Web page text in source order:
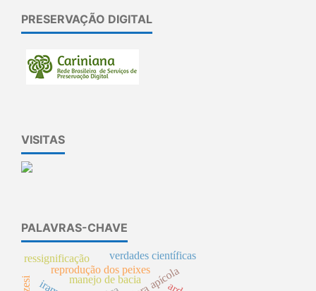
PRESERVAÇÃO DIGITAL
VISITAS
PALAVRAS-CHAVE
manejo de bacia
reprodução dos peixes
ressignificação verdades científicas
flora apícola